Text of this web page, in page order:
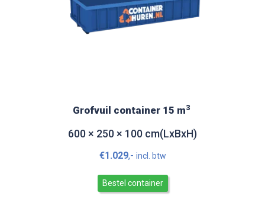
Grofvuil container 15 m3
600 × 250 × 100 cm(LxBxH)
€1.029,- incl. btw
Bestel container